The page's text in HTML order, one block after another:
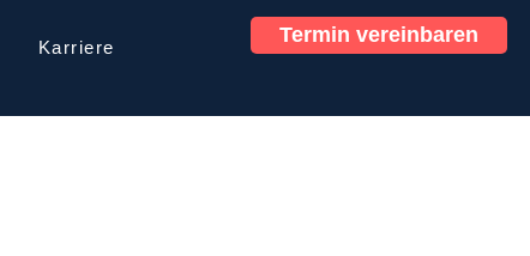
Karriere
Termin vereinbaren